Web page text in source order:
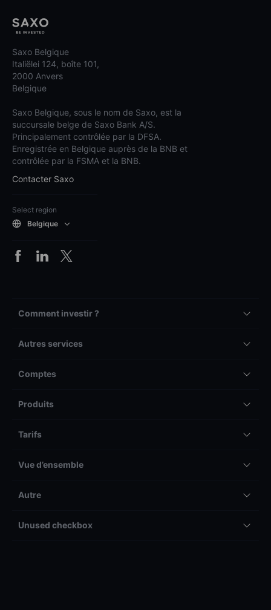
Saxo Belgique
Italiëlei 124, boîte 101,
2000 Anvers
Belgique
Saxo Belgique, sous le nom de Saxo, est la
succursale belge de Saxo Bank A/S.
Principalement contrôlée par la DFSA.
Enregistrée en Belgique auprès de la BNB et
contrôlée par la FSMA et la BNB.
Contacter Saxo
Select region
Belgique
Comment investir ?
Autres services
Comptes
Produits
Tarifs
Vue d’ensemble
Autre
Unused checkbox